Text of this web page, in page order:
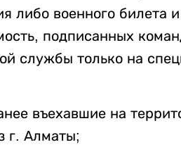
либо военного билета
подписанных
службы только на
въехавшие на
г. Алматы;